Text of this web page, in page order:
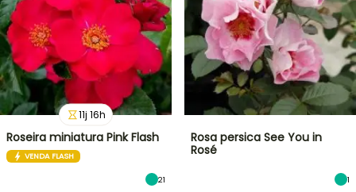
11j 16h
Roseira miniatura Pink Flash
VENDA FLASH
21
Rosa persica See You in
Rosé
1